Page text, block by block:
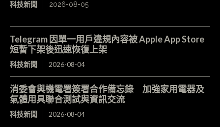
科技新聞 2026-08-05
Telegram 因單一用戶違規內容被 Apple App Store
短暫下架後迅速恢復上架
科技新聞 2026-08-04
消委會與機電署簽署合作備忘錄 加強家用電器及
氣體用具聯合測試與資訊交流
科技新聞 2026-08-04